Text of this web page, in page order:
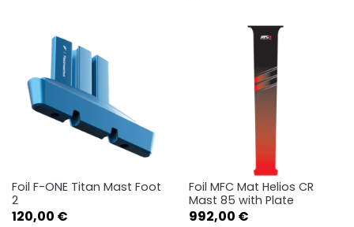
Foil F-ONE Titan Mast Foot
2
Prix
120,00 €
Foil MFC Mat Helios CR
Mast 85 with Plate
Prix
992,00 €